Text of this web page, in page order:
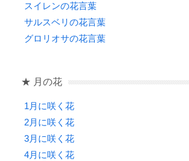
スイレンの花言葉
サルスベリの花言葉
グロリオサの花言葉
★ 月の花
1月に咲く花
2月に咲く花
3月に咲く花
4月に咲く花